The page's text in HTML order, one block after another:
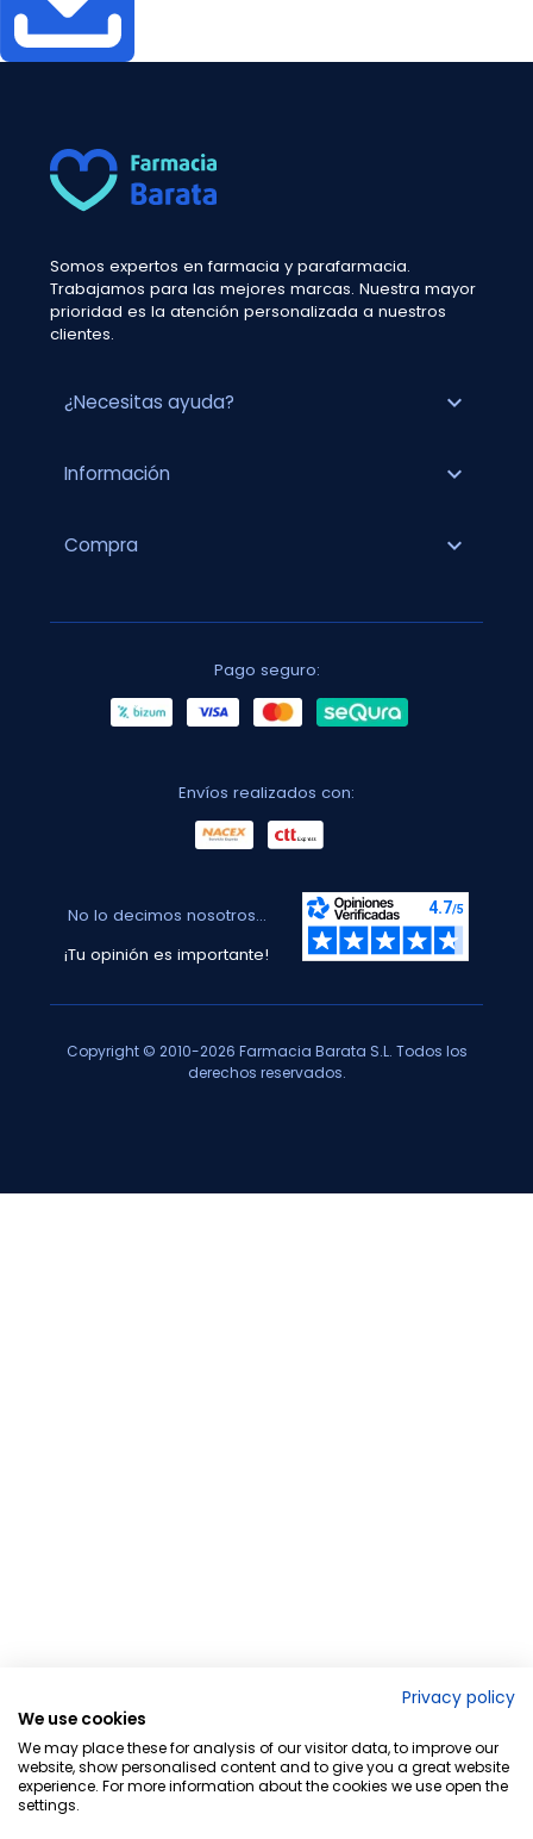
Somos expertos en farmacia y parafarmacia.
Trabajamos para las mejores marcas. Nuestra mayor
prioridad es la atención personalizada a nuestros
clientes.
¿Necesitas ayuda? expand_more
Información expand_more
Compra expand_more
Pago seguro:
Envíos realizados con:
No lo decimos nosotros...
¡Tu opinión es importante!
Copyright © 2010-2026 Farmacia Barata S.L. Todos los
derechos reservados.
Privacy policy
We use cookies
We may place these for analysis of our visitor data, to improve our
website, show personalised content and to give you a great website
experience. For more information about the cookies we use open the
settings.